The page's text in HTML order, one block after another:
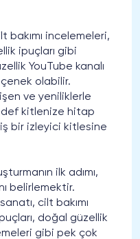
bakımı incelemeleri,
ipuçları gibi
YouTube kanalı
olabilir.
ve yeniliklerle
kitlenize hitap
bir izleyici kitlesine
ilk adımı,
belirlemektir.
cilt bakımı
doğal güzellik
gibi pek çok